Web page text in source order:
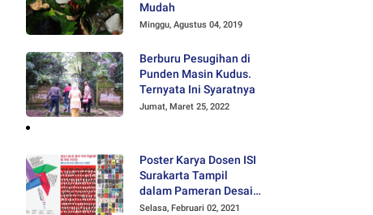
Mudah
Minggu, Agustus 04, 2019
Berburu Pesugihan di
Punden Masin Kudus.
Ternyata Ini Syaratnya
Jumat, Maret 25, 2022
Poster Karya Dosen ISI
Surakarta Tampil
dalam Pameran Desain
Poster Internasional
Selasa, Februari 02, 2021